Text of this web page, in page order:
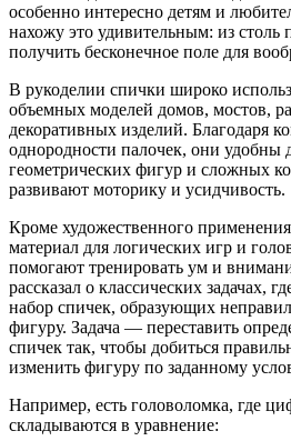
особенно интересно детям и
нахожу это удивительным: из столь
получить бесконечное поле для
В рукоделии спички широко
объемных моделей домов, мостов,
декоративных изделий. Благодаря
однородности палочек, они удобны
геометрических фигур и сложных
развивают моторику и усидчивость.
Кроме художественного
материал для логических игр и
помогают тренировать ум и
рассказал о классических задачах,
набор спичек, образующих
фигуру. Задача — переставить
спичек так, чтобы добиться
изменить фигуру по заданному
Например, есть головоломка, где
складываются в уравнение: